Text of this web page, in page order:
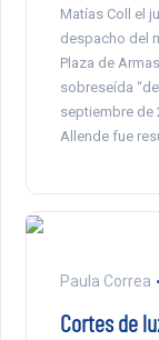
Matías Coll el
despacho del
Plaza de
sobreseída
septiembre de
Allende fue
Paula Correa
Cortes de